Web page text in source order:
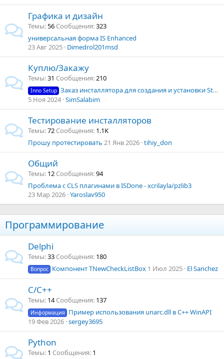
Графика и дизайн
Темы 56 Сообщения 323
универсальная форма IS Enhanced
23 Авг 2025 Dimedrol201msd
Куплю/Закажу
Темы 31 Сообщения 210
Inno Setup Заказ инсталлятора для создания и установки SteamRip игр.
5 Ноя 2024 SimSalabim
Тестирование инсталляторов
Темы 72 Сообщения 1.1K
Прошу протестировать 21 Янв 2026 tihiy_don
Общий
Темы 12 Сообщения 94
Проблема с CLS плагинами в ISDone - xcrilayla/pzlib3
23 Мар 2026 Yaroslav950
Программирование
Delphi
Темы 33 Сообщения 180
Вопрос Компонент TNewCheckListBox 1 Июл 2025 El Sanchez
C/C++
Темы 14 Сообщения 137
Информация
Пример использования unarc.dll в C++ WinAPI
19 Фев 2026 sergey3695
Python
Темы 1 Сообщения 1